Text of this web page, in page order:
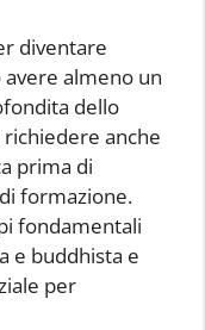
diventare
almeno un
dello
anche
prima di
formazione.
fondamentali
e buddhista e
per